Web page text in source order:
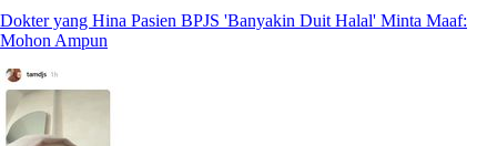
Dokter yang Hina Pasien BPJS 'Banyakin Duit Halal' Minta Maaf:
Mohon Ampun